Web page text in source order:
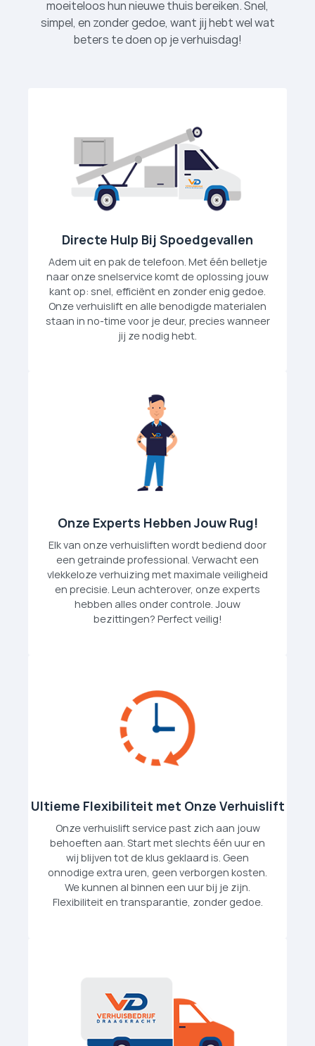
moeiteloos hun nieuwe thuis bereiken. Snel,
simpel, en zonder gedoe, want jij hebt wel wat
beters te doen op je verhuisdag!
Directe Hulp Bij Spoedgevallen
Adem uit en pak de telefoon. Met één belletje
naar onze snelservice komt de oplossing jouw
kant op: snel, efficiënt en zonder enig gedoe.
Onze verhuislift en alle benodigde materialen
staan in no-time voor je deur, precies wanneer
jij ze nodig hebt.
Onze Experts Hebben Jouw Rug!
Elk van onze verhuislift­en wordt bediend door
een getrainde professional. Verwacht een
vlekkeloze verhuizing met maximale veiligheid
en precisie. Leun achterover, onze experts
hebben alles onder controle. Jouw
bezittingen? Perfect veilig!
Ultieme Flexibiliteit met Onze Verhuislift
Onze verhuislift service past zich aan jouw
behoeften aan. Start met slechts één uur en
wij blijven tot de klus geklaard is. Geen
onnodige extra uren, geen verborgen kosten.
We kunnen al binnen een uur bij je zijn.
Flexibiliteit en transparantie, zonder gedoe.